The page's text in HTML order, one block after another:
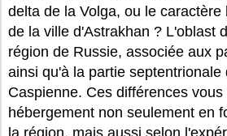
delta de la Volga, ou le caractère
de la ville d'Astrakhan ? L'oblast
région de Russie, associée aux
ainsi qu'à la partie septentrionale
Caspienne. Ces différences
hébergement non seulement en
la région, mais aussi selon